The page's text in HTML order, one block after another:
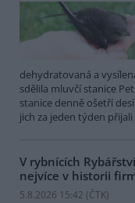
dehydratovaná a
sdělila mluvčí stanice
stanice denně ošetří
jich za jeden týden
V rybnících
nejvíce v historii
5.8.2026 15:42 (ČTK)